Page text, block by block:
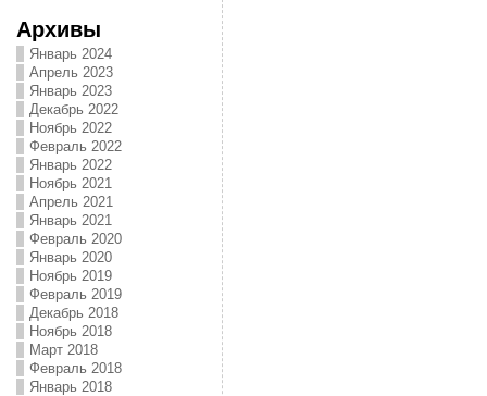
Архивы
Январь 2024
Апрель 2023
Январь 2023
Декабрь 2022
Ноябрь 2022
Февраль 2022
Январь 2022
Ноябрь 2021
Апрель 2021
Январь 2021
Февраль 2020
Январь 2020
Ноябрь 2019
Февраль 2019
Декабрь 2018
Ноябрь 2018
Март 2018
Февраль 2018
Январь 2018